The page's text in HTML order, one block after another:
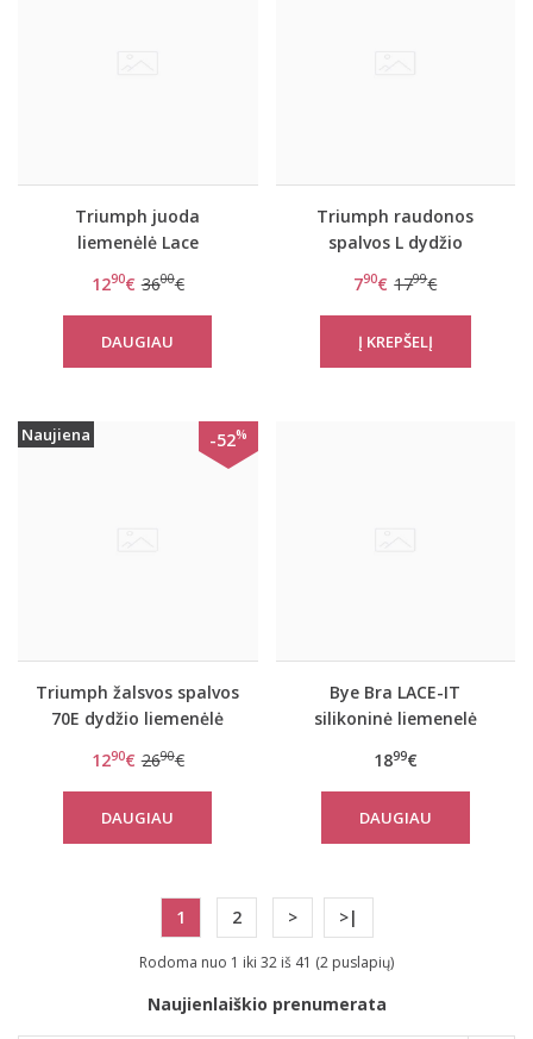
Triumph juoda
liemenėlė Lace
1290€ 3600€
DAUGIAU
Triumph raudonos
spalvos L dydžio
String
790€ 1799€
Naujiena -52%
Triumph žalsvos spalvos
70E dydžio liemenėlė
1290€ 2690€
DAUGIAU
Bye Bra LACE-IT
silikoninė liemenelė
1899€
DAUGIAU
1 2 > >|
Rodoma nuo 1 iki 32 iš 41 (2 puslapių)
Naujienlaiškio prenumerata